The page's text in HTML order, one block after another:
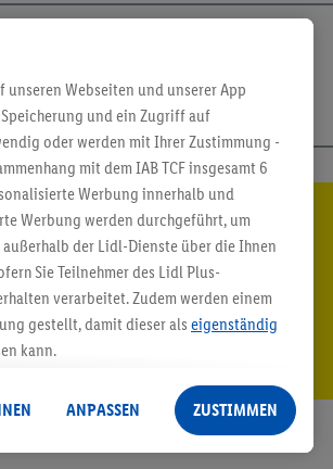
sparen³²ᵃ
anmelden
sichern!
Webseiten und unserer App
und ein Zugriff auf
oder werden mit Ihrer Zustimmung -
mit dem IAB TCF insgesamt 6
Werbung innerhalb und
Werbung werden durchgeführt, um
der Lidl-Dienste über die Ihnen
Sie Teilnehmer des Lidl Plus-
verarbeitet. Zudem werden einem
gestellt, damit dieser als eigenständig
kann.
Ihre Nutzung der Lidl-Dienste, Ihr
Alter oder Geschlecht - sowie Ihre
einschließlich dem Speichern von
ANPASSEN ZUSTIMMEN